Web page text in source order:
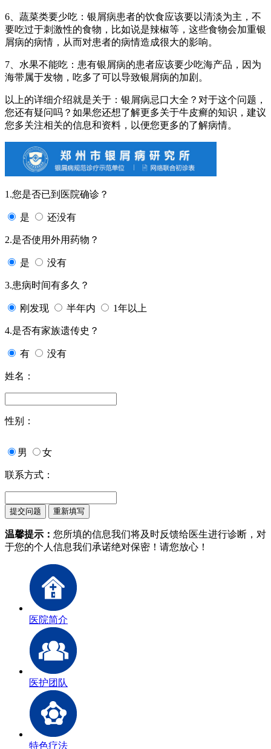
6、蔬菜类要少吃：银屑病患者的饮食应该要以清淡为主，不
要吃过于刺激性的食物，比如说是辣椒等，这些食物会加重银
屑病的病情，从而对患者的病情造成很大的影响。
7、水果不能吃：患有银屑病的患者应该要少吃海产品，因为
海带属于发物，吃多了可以导致银屑病的加剧。
以上的详细介绍就是关于：银屑病忌口大全？对于这个问题，
您还有疑问吗？如果您还想了解更多关于牛皮癣的知识，建议
您多关注相关的信息和资料，以便您更多的了解病情。
1.您是否已到医院确诊？
是 还没有
2.是否使用外用药物？
是 没有
3.患病时间有多久？
刚发现 半年内 1年以上
4.是否有家族遗传史？
有 没有
姓名：
性别：
男 女
联系方式：
温馨提示： 您所填的信息我们将及时反馈给医生进行诊断，对
于您的个人信息我们承诺绝对保密！请您放心！
医院简介
医护团队
特色疗法